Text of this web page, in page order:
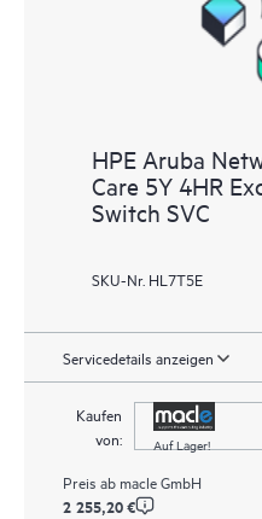
HPE Aruba
Care 5Y 4HR
Switch SVC
SKU-Nr. HL7T5E
Servicedetails anzeigen
Kaufen
von:
Auf Lager!
Preis ab macle GmbH
2 255,20 €